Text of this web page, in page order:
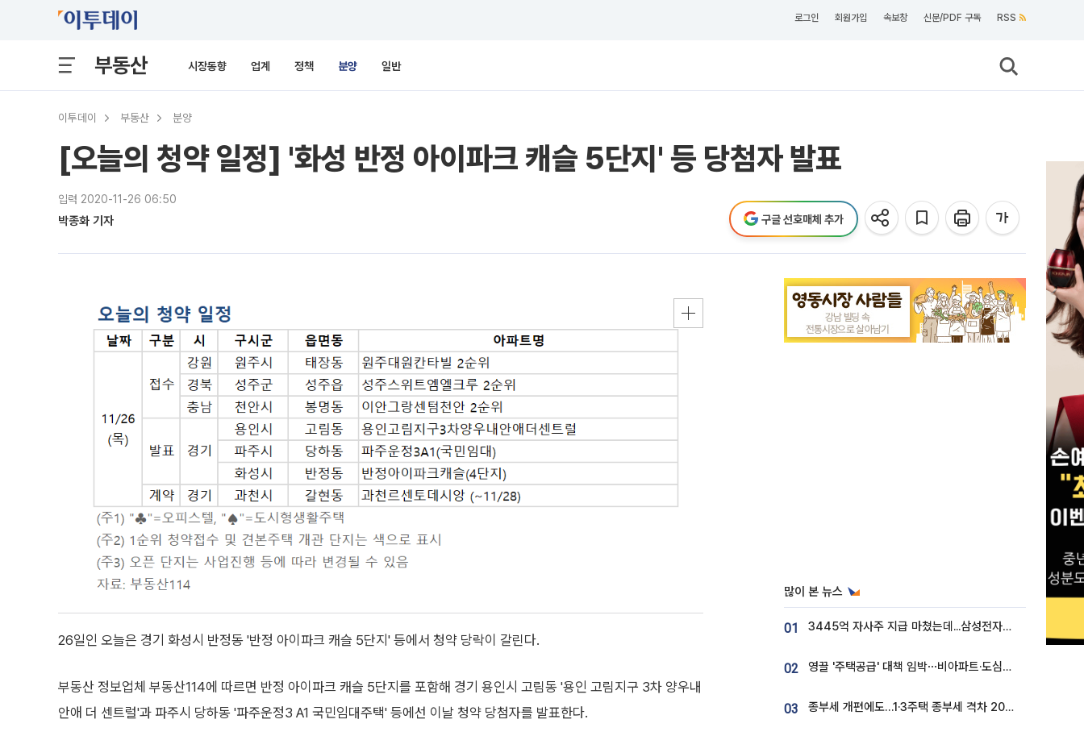
로그인 회원가입 속보창 신문/PDF 구독 RSS
부동산 시장동향 업계 정책 분양 일반
이투데이 부동산 분양
[오늘의 청약 일정] '화성 반정 아이파크 캐슬 5단지' 등 당첨자 발표
입력 2020-11-26 06:50
박종화 기자 구글 선호매체 추가
26일인 오늘은 경기 화성시 반정동 '반정 아이파크 캐슬 5단지' 등에서 청약 당락이 갈린다.
부동산 정보업체 부동산114에 따르면 반정 아이파크 캐슬 5단지를 포함해 경기 용인시 고림동 '용인 고림지구 3차 양우내
안애 더 센트럴'과 파주시 당하동 '파주운정3 A1 국민임대주택' 등에선 이날 청약 당첨자를 발표한다.
많이 본 뉴스
01 3445억 자사주 지급 마쳤는데...삼성전자 DX노조, 뒤늦은 '떼쓰기 집회'
02 영끌 '주택공급' 대책 임박⋯비아파트·도심복합까지 총동원
03 종부세 개편에도…1·3주택 종부세 격차 2028년부터 확대